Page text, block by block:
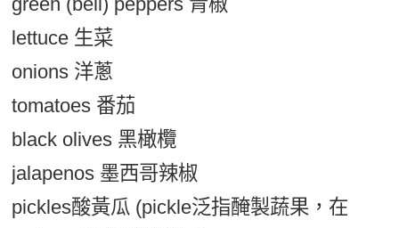
lettuce 生菜
onions 洋蔥
tomatoes 番茄
black olives 黑橄欖
jalapenos 墨西哥辣椒
pickles酸黃瓜 (pickle泛指醃製蔬果，在